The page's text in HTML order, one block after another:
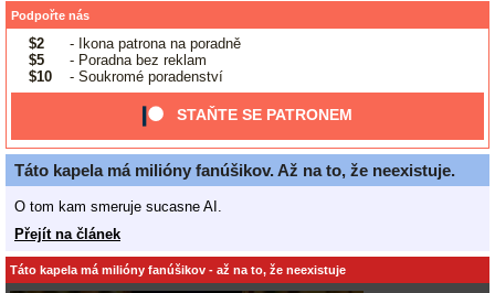
Podpořte nás
$2
- Ikona patrona na poradně
$5
- Poradna bez reklam
$10
- Soukromé poradenství
STAŇTE SE PATRONEM
Táto kapela má milióny fanúšikov. Až na to, že neexistuje.
O tom kam smeruje sucasne AI.
Přejít na článek
Táto kapela má milióny fanúšikov - až na to, že neexistuje